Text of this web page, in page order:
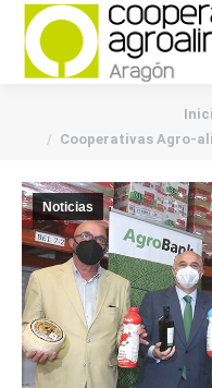
Cooperativas Agro-
Noticias